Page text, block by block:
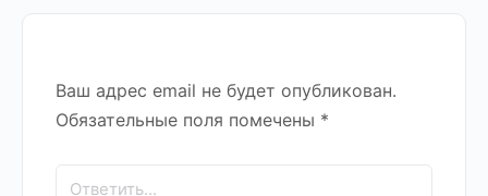
Ваш адрес email не будет опубликован.
Обязательные поля помечены *